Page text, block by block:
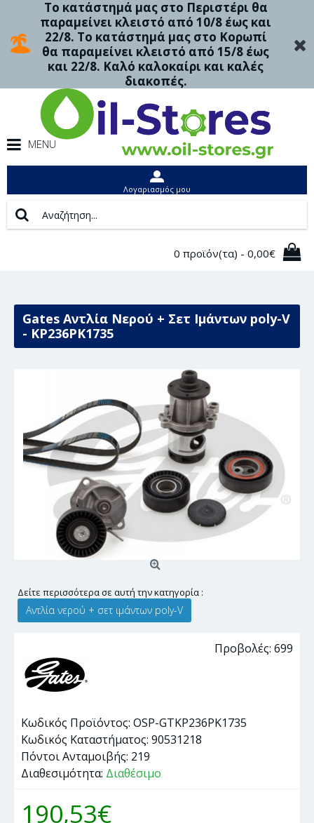
Το κατάστημά μας στο Περιστέρι θα
παραμείνει κλειστό από 10/8 έως και
22/8. Το κατάστημά μας στο Κορωπί
θα παραμείνει κλειστό από 15/8 έως
και 22/8. Καλό καλοκαίρι και καλές
διακοπές.
MENU
Λογαριασμός μου
0 προϊόν(τα) - 0,00€
Gates Αντλία Νερού + Σετ Ιμάντων poly-V
- KP236PK1735
Δείτε περισσότερα σε αυτή την κατηγορία :
Αντλία νερού + σετ ιμάντων poly-V
Προβολές: 699
Κωδικός Προϊόντος: OSP-GTKP236PK1735
Κωδικός Καταστήματος: 90531218
Πόντοι Ανταμοιβής: 219
Διαθεσιμότητα: Διαθέσιμο
190,53€